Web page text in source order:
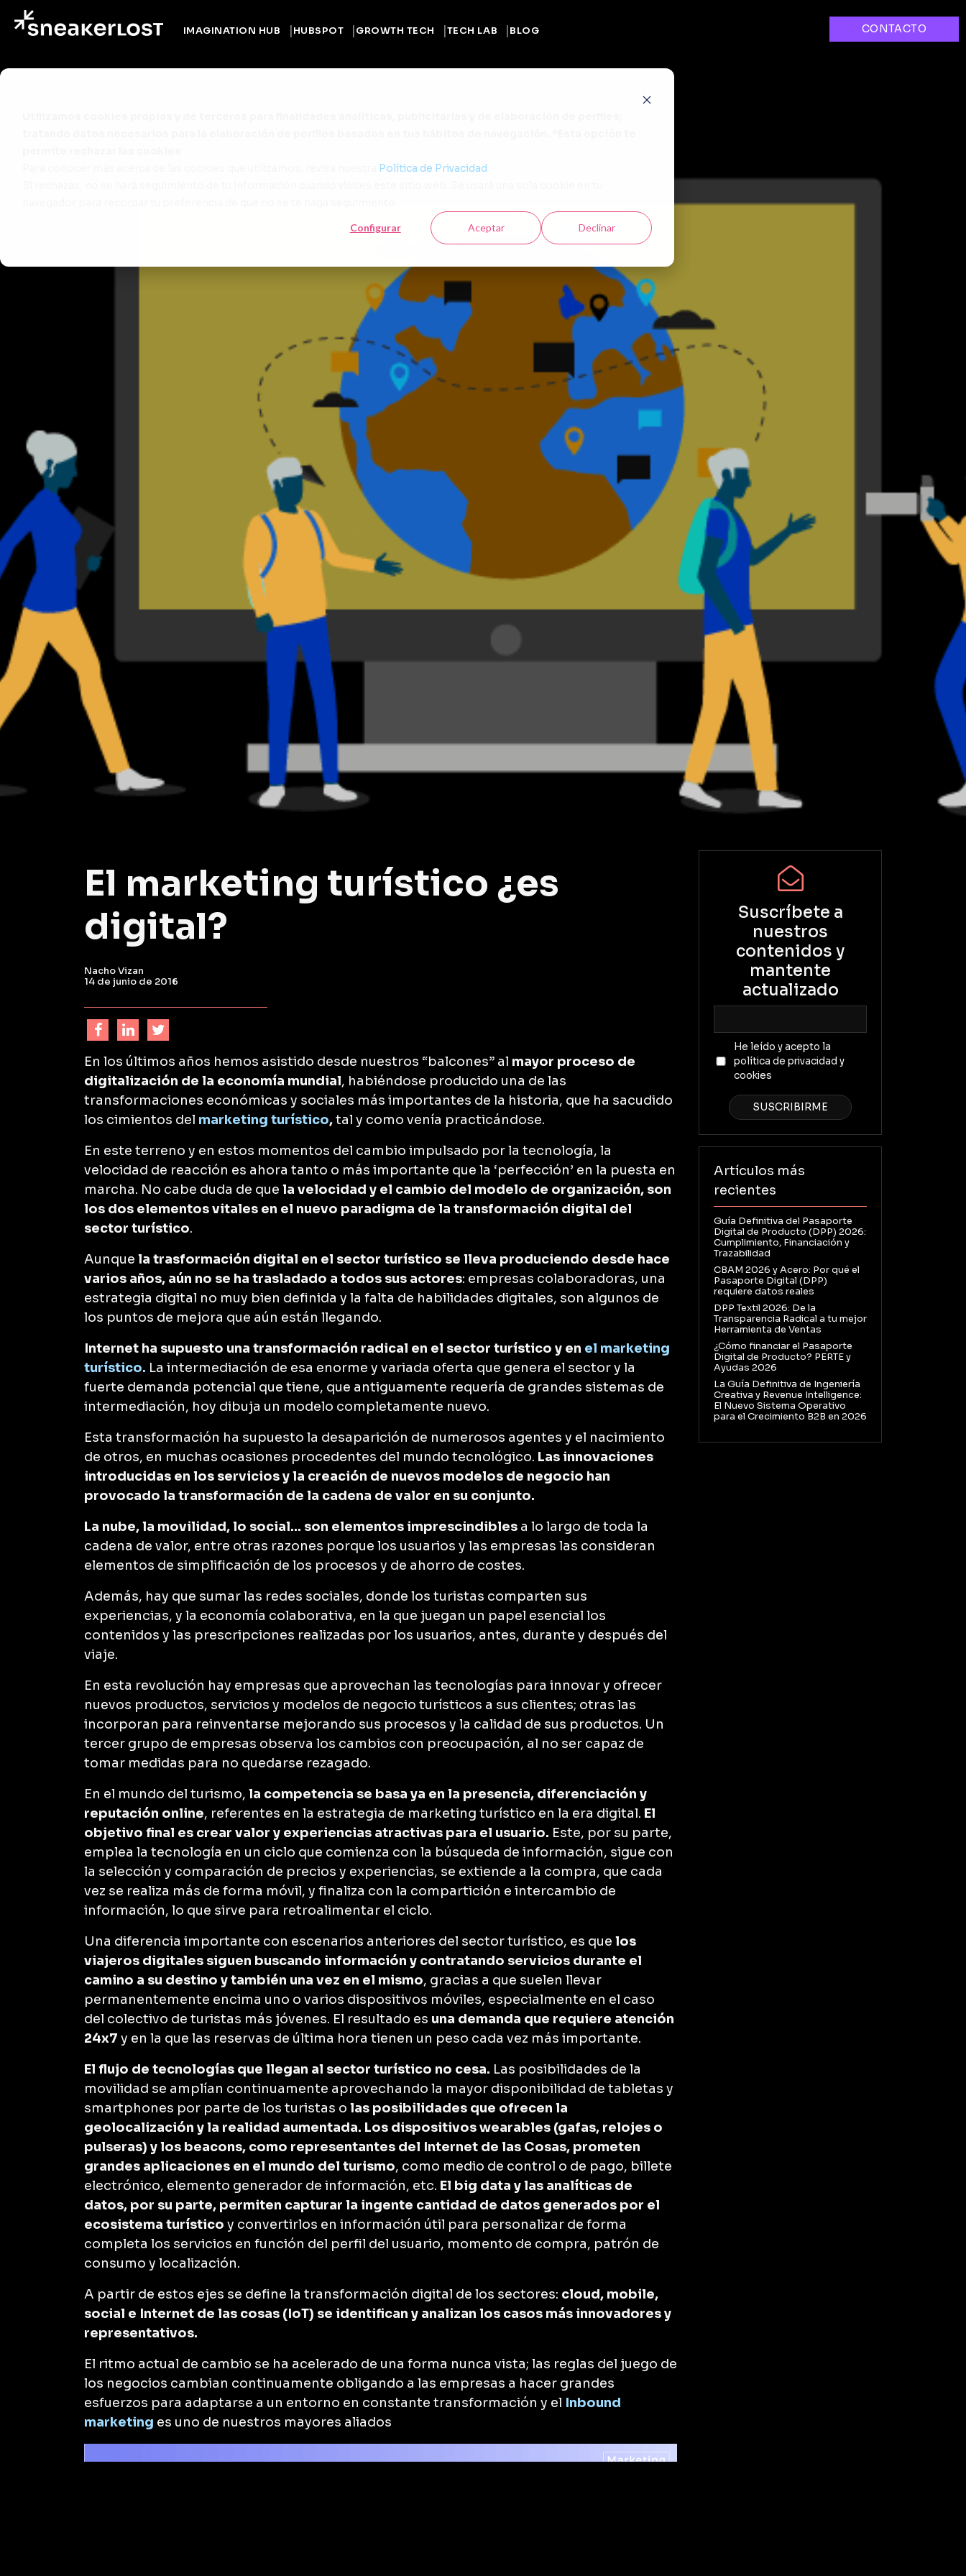
Política de Privacidad
Configurar Aceptar Declinar
IMAGINATION HUB HUBSPOT GROWTH TECH TECH LAB BLOG CONTACTO
El marketing turístico ¿es
digital?
Nacho Vizan
14 de junio de 2016
En los últimos años hemos asistido desde nuestros “balcones” al mayor proceso de
digitalización de la economía mundial, habiéndose producido una de las
transformaciones económicas y sociales más importantes de la historia, que ha sacudido
los cimientos del marketing turístico,tal y como venía practicándose.
En este terreno y en estos momentos del cambio impulsado por la tecnología, la
velocidad de reacción es ahora tanto o más importante que la ‘perfección’ en la puesta en
marcha. No cabe duda de que la velocidad y el cambio del modelo de organización, son
los dos elementos vitales en el nuevo paradigma de la transformación digital del
sector turístico.
Aunque la trasformación digital en el sector turístico se lleva produciendo desde hace
varios años, aún no se ha trasladado a todos sus actores: empresas colaboradoras, una
estrategia digital no muy bien definida y la falta de habilidades digitales, son algunos de
los puntos de mejora que aún están llegando.
Internet ha supuesto una transformación radical en el sector turístico y en el marketing
turístico. La intermediación de esa enorme y variada oferta que genera el sector y la
fuerte demanda potencial que tiene, que antiguamente requería de grandes sistemas de
intermediación, hoy dibuja un modelo completamente nuevo.
Esta transformación ha supuesto la desaparición de numerosos agentes y el nacimiento
de otros, en muchas ocasiones procedentes del mundo tecnológico. Las innovaciones
introducidas en los servicios y la creación de nuevos modelos de negocio han
provocado la transformación de la cadena de valor en su conjunto.
La nube, la movilidad, lo social... son elementos imprescindibles a lo largo de toda la
cadena de valor, entre otras razones porque los usuarios y las empresas las consideran
elementos de simplificación de los procesos y de ahorro de costes.
Además, hay que sumar las redes sociales, donde los turistas comparten sus
experiencias, y la economía colaborativa, en la que juegan un papel esencial los
contenidos y las prescripciones realizadas por los usuarios, antes, durante y después del
viaje.
En esta revolución hay empresas que aprovechan las tecnologías para innovar y ofrecer
nuevos productos, servicios y modelos de negocio turísticos a sus clientes; otras las
incorporan para reinventarse mejorando sus procesos y la calidad de sus productos. Un
tercer grupo de empresas observa los cambios con preocupación, al no ser capaz de
tomar medidas para no quedarse rezagado.
En el mundo del turismo, la competencia se basa ya en la presencia, diferenciación y
reputación online, referentes en la estrategia de marketing turístico en la era digital. El
objetivo final es crear valor y experiencias atractivas para el usuario. Este, por su parte,
emplea la tecnología en un ciclo que comienza con la búsqueda de información, sigue con
la selección y comparación de precios y experiencias, se extiende a la compra, que cada
vez se realiza más de forma móvil, y finaliza con la compartición e intercambio de
información, lo que sirve para retroalimentar el ciclo.
Una diferencia importante con escenarios anteriores del sector turístico, es que los
viajeros digitales siguen buscando información y contratando servicios durante el
camino a su destino y también una vez en el mismo, gracias a que suelen llevar
permanentemente encima uno o varios dispositivos móviles, especialmente en el caso
del colectivo de turistas más jóvenes. El resultado es una demanda que requiere atención
24x7 y en la que las reservas de última hora tienen un peso cada vez más importante.
El flujo de tecnologías que llegan al sector turístico no cesa. Las posibilidades de la
movilidad se amplían continuamente aprovechando la mayor disponibilidad de tabletas y
smartphones por parte de los turistas o las posibilidades que ofrecen la
geolocalización y la realidad aumentada. Los dispositivos wearables (gafas, relojes o
pulseras) y los beacons, como representantes del Internet de las Cosas, prometen
grandes aplicaciones en el mundo del turismo, como medio de control o de pago, billete
electrónico, elemento generador de información, etc. El big data y las analíticas de
datos, por su parte, permiten capturar la ingente cantidad de datos generados por el
ecosistema turístico y convertirlos en información útil para personalizar de forma
completa los servicios en función del perfil del usuario, momento de compra, patrón de
consumo y localización.
A partir de estos ejes se define la transformación digital de los sectores: cloud, mobile,
social e Internet de las cosas (IoT) se identifican y analizan los casos más innovadores y
representativos.
El ritmo actual de cambio se ha acelerado de una forma nunca vista; las reglas del juego de
los negocios cambian continuamente obligando a las empresas a hacer grandes
esfuerzos para adaptarse a un entorno en constante transformación y el Inbound
marketing es uno de nuestros mayores aliados
Suscríbete a
nuestros
contenidos y
mantente
actualizado
He leído y acepto la
política de privacidad y
cookies
Artículos más
recientes
Guía Definitiva del Pasaporte
Digital de Producto (DPP) 2026:
Cumplimiento, Financiación y
Trazabilidad
CBAM 2026 y Acero: Por qué el
Pasaporte Digital (DPP)
requiere datos reales
DPP Textil 2026: De la
Transparencia Radical a tu mejor
Herramienta de Ventas
¿Cómo financiar el Pasaporte
Digital de Producto? PERTE y
Ayudas 2026
La Guía Definitiva de Ingeniería
Creativa y Revenue Intelligence:
El Nuevo Sistema Operativo
para el Crecimiento B2B en 2026